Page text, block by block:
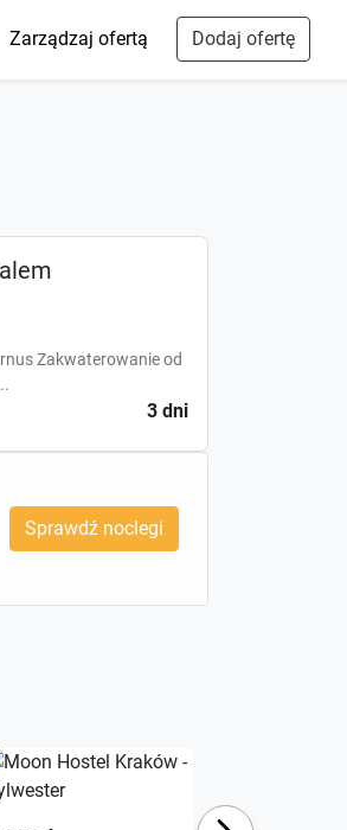
Zarządzaj ofertą Dodaj ofertę
Zakwaterowanie od
3 dni
Sprawdź noclegi